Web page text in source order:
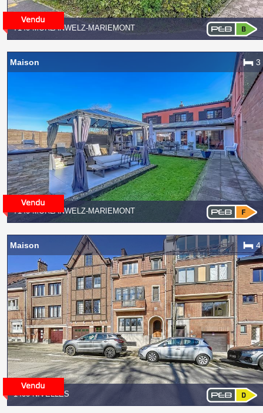
7140 MORLANWELZ-MARIEMONT
7140 MORLANWELZ-MARIEMONT
Maison 3
1400 NIVELLES
Maison 4